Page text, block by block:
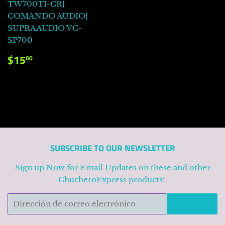
TW700TI-CR{
COMANDO AUDIO{
SUPRAAUDIO VC-
SP700
PRECIO
HABITUAL
$1500
SUBSCRIBE TO OUR NEWSLETTER
Sign up Now for Email Updates on these and other
ChucheroExpress products!
Correo